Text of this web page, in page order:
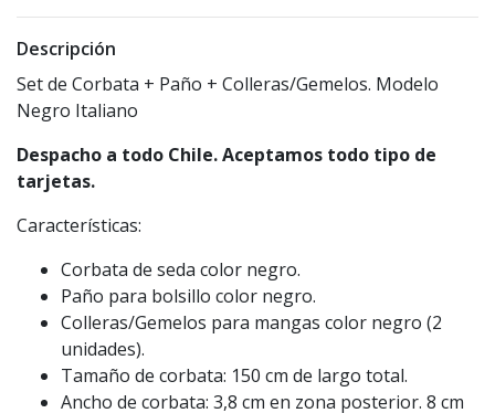
Descripción
Set de Corbata + Paño + Colleras/Gemelos. Modelo
Negro Italiano
Despacho a todo Chile. Aceptamos todo tipo de
tarjetas.
Características:
Corbata de seda color negro.
Paño para bolsillo color negro.
Colleras/Gemelos para mangas color negro (2
unidades).
Tamaño de corbata: 150 cm de largo total.
Ancho de corbata: 3,8 cm en zona posterior. 8 cm